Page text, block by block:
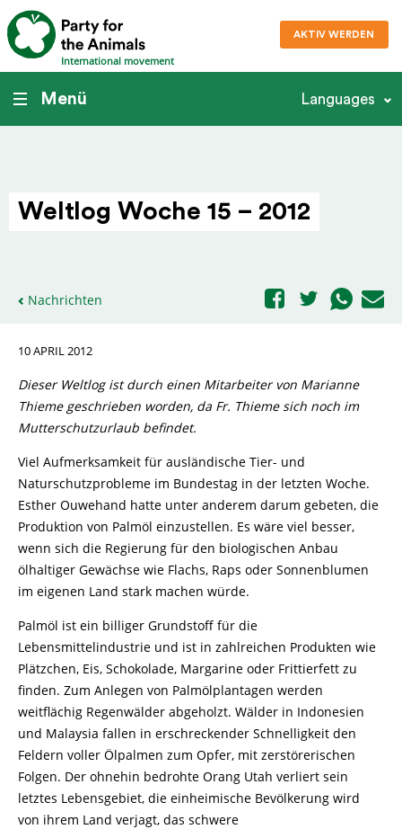
International movement
AKTIV WERDEN
Menü Languages
Weltlog Woche 15 – 2012
Nachrichten
10 APRIL 2012
Dieser Weltlog ist durch einen Mitarbeiter von Marianne
Thieme geschrieben worden, da Fr. Thieme sich noch im
Mutterschutzurlaub befindet.
Viel Aufmerksamkeit für ausländische Tier- und
Naturschutzprobleme im Bundestag in der letzten Woche.
Esther Ouwehand hatte unter anderem darum gebeten, die
Produktion von Palmöl einzustellen. Es wäre viel besser,
wenn sich die Regierung für den biologischen Anbau
ölhaltiger Gewächse wie Flachs, Raps oder Sonnenblumen
im eigenen Land stark machen würde.
Palmöl ist ein billiger Grundstoff für die
Lebensmittelindustrie und ist in zahlreichen Produkten wie
Plätzchen, Eis, Schokolade, Margarine oder Frittierfett zu
finden. Zum Anlegen von Palmölplantagen werden
weitflächig Regenwälder abgeholzt. Wälder in Indonesien
und Malaysia fallen in erschreckender Schnelligkeit den
Feldern voller Ölpalmen zum Opfer, mit zerstörerischen
Folgen. Der ohnehin bedrohte Orang Utah verliert sein
letztes Lebensgebiet, die einheimische Bevölkerung wird
von ihrem Land verjagt, das schwere